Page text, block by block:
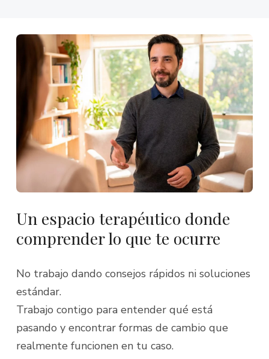
Un espacio terapéutico donde
comprender lo que te ocurre
No trabajo dando consejos rápidos ni soluciones
estándar.
Trabajo contigo para entender qué está
pasando y encontrar formas de cambio que
realmente funcionen en tu caso.